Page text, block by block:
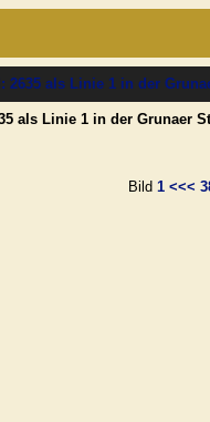
als Linie 1 in der Grunaer
Bild 1 <<<